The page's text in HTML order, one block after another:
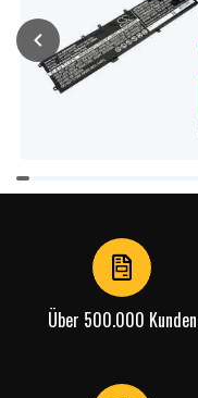
Item
1
Über 500.000 Kunden